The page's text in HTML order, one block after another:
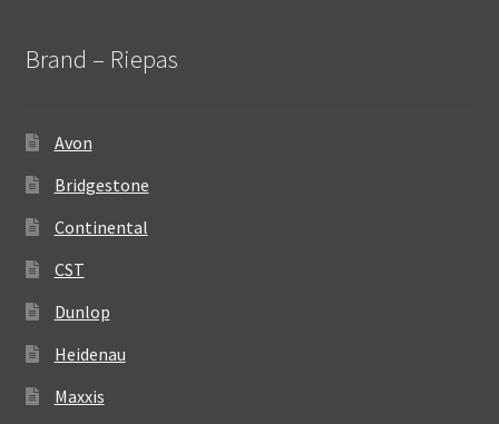
Brand – Riepas
Avon
Bridgestone
Continental
CST
Dunlop
Heidenau
Maxxis